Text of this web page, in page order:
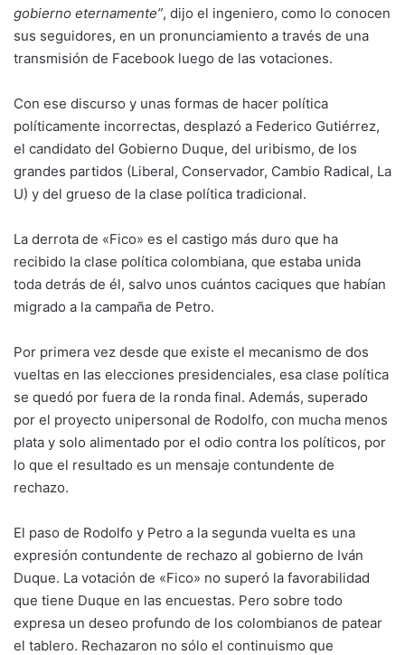
gobierno eternamente”, dijo el ingeniero, como lo conocen
sus seguidores, en un pronunciamiento a través de una
transmisión de Facebook luego de las votaciones.
Con ese discurso y unas formas de hacer política
políticamente incorrectas, desplazó a Federico Gutiérrez,
el candidato del Gobierno Duque, del uribismo, de los
grandes partidos (Liberal, Conservador, Cambio Radical, La
U) y del grueso de la clase política tradicional.
La derrota de «Fico» es el castigo más duro que ha
recibido la clase política colombiana, que estaba unida
toda detrás de él, salvo unos cuántos caciques que habían
migrado a la campaña de Petro.
Por primera vez desde que existe el mecanismo de dos
vueltas en las elecciones presidenciales, esa clase política
se quedó por fuera de la ronda final. Además, superado
por el proyecto unipersonal de Rodolfo, con mucha menos
plata y solo alimentado por el odio contra los políticos, por
lo que el resultado es un mensaje contundente de
rechazo.
El paso de Rodolfo y Petro a la segunda vuelta es una
expresión contundente de rechazo al gobierno de Iván
Duque. La votación de «Fico» no superó la favorabilidad
que tiene Duque en las encuestas. Pero sobre todo
expresa un deseo profundo de los colombianos de patear
el tablero. Rechazaron no sólo el continuismo que